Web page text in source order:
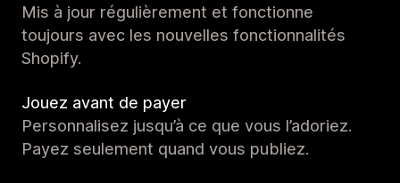
Mis à jour régulièrement et fonctionne
toujours avec les nouvelles fonctionnalités
Shopify.
Jouez avant de payer
Personnalisez jusqu’à ce que vous l’adoriez.
Payez seulement quand vous publiez.